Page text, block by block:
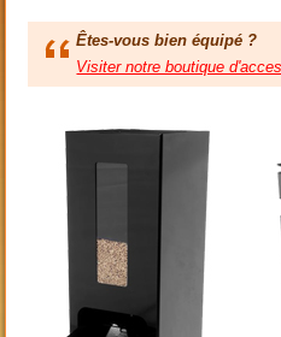
Êtes-vous bien équipé ?